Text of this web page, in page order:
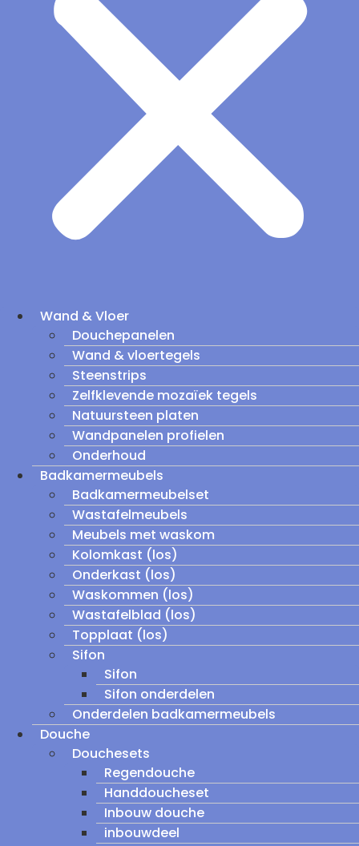
Wand & Vloer
Douchepanelen
Wand & vloertegels
Steenstrips
Zelfklevende mozaïek tegels
Natuursteen platen
Wandpanelen profielen
Onderhoud
Badkamermeubels
Badkamermeubelset
Wastafelmeubels
Meubels met waskom
Kolomkast (los)
Onderkast (los)
Waskommen (los)
Wastafelblad (los)
Topplaat (los)
Sifon
Sifon
Sifon onderdelen
Onderdelen badkamermeubels
Douche
Douchesets
Regendouche
Handdoucheset
Inbouw douche
inbouwdeel